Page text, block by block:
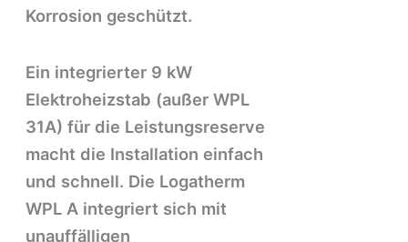
Korrosion geschützt.
Ein integrierter 9 kW
Elektroheizstab (außer WPL
31A) für die Leistungsreserve
macht die Installation einfach
und schnell. Die Logatherm
WPL A integriert sich mit
unauffälligen